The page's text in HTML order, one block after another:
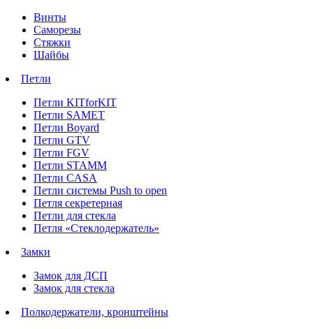
Винты
Саморезы
Стяжки
Шайбы
Петли
Петли KITforKIT
Петли SAMET
Петли Boyard
Петли GTV
Петли FGV
Петли STAMM
Петли CASA
Петли системы Push to open
Петля секретерная
Петли для стекла
Петля «Стеклодержатель»
Замки
Замок для ДСП
Замок для стекла
Полкодержатели, кронштейны